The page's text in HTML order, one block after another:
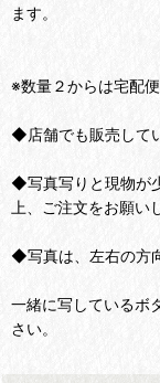
ます。
※数量２からは宅配便
◆店舗でも販売して
◆写真写りと現物が
上、ご注文をお願い
◆写真は、左右の方
一緒に写しているボ
さい。